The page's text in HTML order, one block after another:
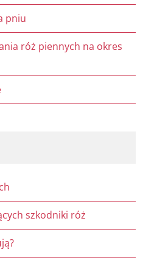
pniu
róż piennych na okres
szkodniki róż